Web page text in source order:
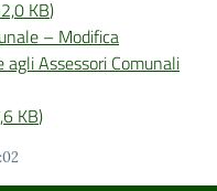
KB)
– Modifica
Assessori Comunali
KB)